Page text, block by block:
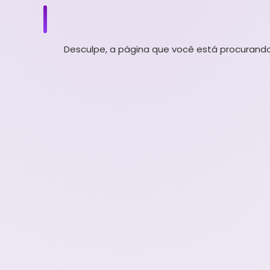
Desculpe, a página que você está